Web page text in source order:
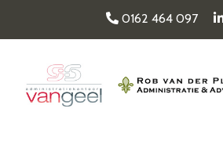
hoofd
inhoud
0162 464 097
Van Geel & van der